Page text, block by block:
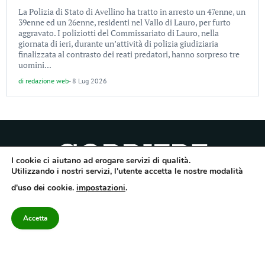
La Polizia di Stato di Avellino ha tratto in arresto un 47enne, un
39enne ed un 26enne, residenti nel Vallo di Lauro, per furto
aggravato. I poliziotti del Commissariato di Lauro, nella
giornata di ieri, durante un’attività di polizia giudiziaria
finalizzata al contrasto dei reati predatori, hanno sorpreso tre
uomini...
di redazione web- 8 Lug 2026
10/9/2012. Iscritto nel Registro Operatori di Comunicazione al n.7671
Avellino – Cap.Soc. 20.000 € – REA 187346 – PI/CF. Reg. naz. stampa 10218/99
I cookie ci aiutano ad erogare servizi di qualità.
Utilizzando i nostri servizi, l'utente accetta le nostre modalità
d'uso dei cookie. impostazioni.
Accetta